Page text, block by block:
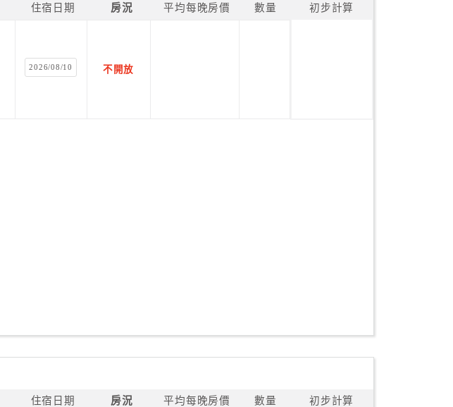
住宿日期 房況 平均每晚房價 數量 初步計算
2026/08/10 不開放
住宿日期 房況 平均每晚房價 數量 初步計算